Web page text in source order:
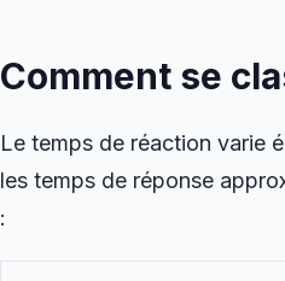
Comment se
Le temps de réaction varie
les temps de réponse
: